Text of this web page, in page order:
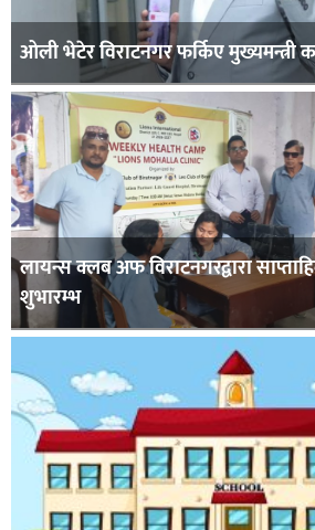
ओली भेटेर विराटनगर फर्किए मुख्यमन्त्री
लायन्स क्लब अफ विराटनगरद्वारा
शुभारम्भ